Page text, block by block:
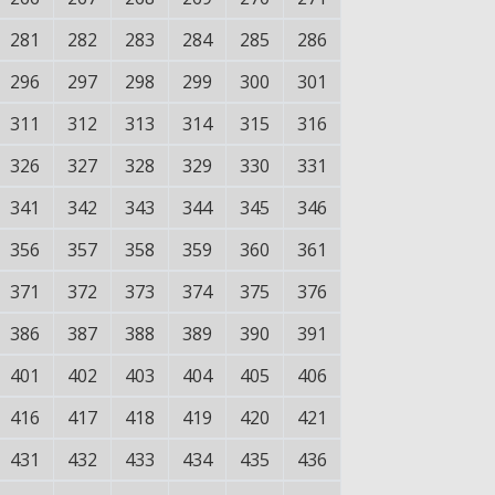
281
282 283 284 285
286
296
297 298 299 300
301
311
312 313 314 315
316
326
327 328 329 330
331
341
342 343 344 345
346
356
357 358 359 360
361
371
372 373 374 375
376
386
387 388 389 390
391
401
402 403 404 405
406
416
417 418 419 420
421
431
432 433 434 435
436